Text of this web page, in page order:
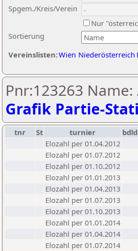
Sortierung
Spgem./Kreis/Verein
Nur
Vereinslisten:Wien Niederösterreich
Pnr:123263
Grafik Partie-
tnr St turnier bdld
Elozahl per 01.04.2012
Elozahl per 01.07.2012
Elozahl per 01.10.2012
Elozahl per 01.01.2013
Elozahl per 01.04.2013
Elozahl per 01.07.2013
Elozahl per 01.10.2013
Elozahl per 01.01.2014
Elozahl per 01.04.2014
Elozahl per 01.07.2014